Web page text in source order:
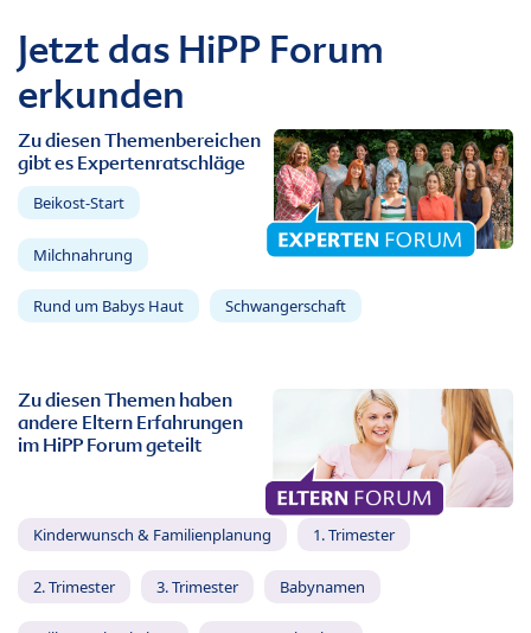
Jetzt das HiPP Forum
erkunden
Zu diesen Themenbereichen
gibt es Expertenratschläge
Beikost-Start
Milchnahrung
Rund um Babys Haut Schwangerschaft
Zu diesen Themen haben
andere Eltern Erfahrungen
im HiPP Forum geteilt
Kinderwunsch & Familienplanung 1. Trimester
2. Trimester 3. Trimester Babynamen